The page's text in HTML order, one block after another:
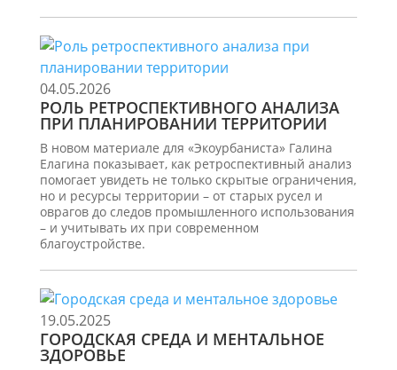
04.05.2026
РОЛЬ РЕТРОСПЕКТИВНОГО АНАЛИЗА
ПРИ ПЛАНИРОВАНИИ ТЕРРИТОРИИ
В новом материале для «Экоурбаниста» Галина
Елагина показывает, как ретроспективный анализ
помогает увидеть не только скрытые ограничения,
но и ресурсы территории – от старых русел и
оврагов до следов промышленного использования
– и учитывать их при современном
благоустройстве.
19.05.2025
ГОРОДСКАЯ СРЕДА И МЕНТАЛЬНОЕ
ЗДОРОВЬЕ